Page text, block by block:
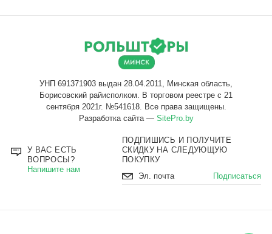
Разработка сайта — SitePro.by